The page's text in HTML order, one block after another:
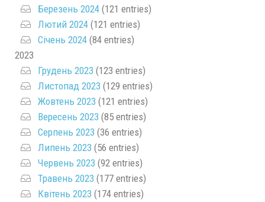
Березень 2024 (121 entries)
Лютий 2024 (121 entries)
Січень 2024 (84 entries)
2023
Грудень 2023 (123 entries)
Листопад 2023 (129 entries)
Жовтень 2023 (121 entries)
Вересень 2023 (85 entries)
Серпень 2023 (36 entries)
Липень 2023 (56 entries)
Червень 2023 (92 entries)
Травень 2023 (177 entries)
Квітень 2023 (174 entries)